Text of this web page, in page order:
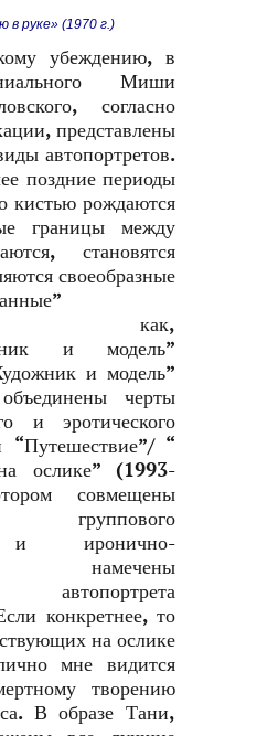
руке» (1970 г.)
убеждению, в
Миши
согласно
представлены
автопортретов.
поздние периоды
кистью рождаются
границы между
становятся
своеобразные
как,
и модель”
и модель”
черты
и эротического
“Путешествие”/ “
ослике” (1993-
совмещены
группового
и иронично-
намечены
автопортрета
конкретнее, то
на ослике
мне видится
творению
В образе Тани,